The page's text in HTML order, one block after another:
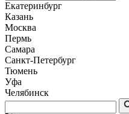
Екатеринбург
Казань
Москва
Пермь
Самара
Санкт-Петербург
Тюмень
Уфа
Челябинск